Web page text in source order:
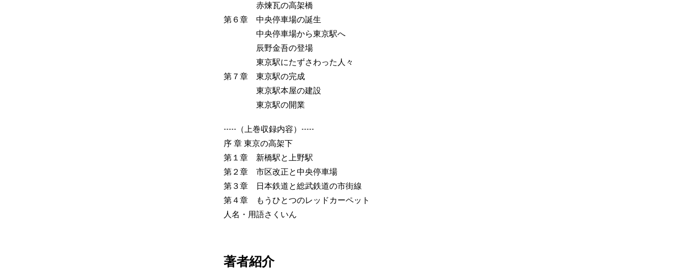
赤煉瓦の高架橋
第６章 中央停車場の誕生
中央停車場から東京駅へ
辰野金吾の登場
東京駅にたずさわった人々
第７章 東京駅の完成
東京駅本屋の建設
東京駅の開業
-----（上巻収録内容）-----
序 章 東京の高架下
第１章 新橋駅と上野駅
第２章 市区改正と中央停車場
第３章 日本鉄道と総武鉄道の市街線
第４章 もうひとつのレッドカーペット
人名・用語さくいん
著者紹介